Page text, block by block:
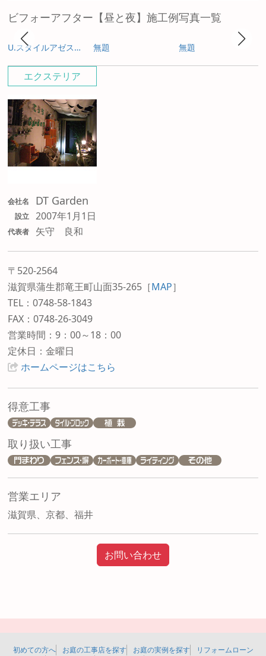
エクステリア
会社名 DT Garden
設立 2007年1月1日
代表者 矢守 良和
〒520-2564
滋賀県蒲生郡竜王町山面35-265 ［MAP］
TEL：0748-58-1843
FAX：0748-26-3049
営業時間：9：00～18：00
定休日：金曜日
ホームページはこちら
得意工事
取り扱い工事
営業エリア
滋賀県、京都、福井
お問い合わせ
ビフォーアフター【昼と夜】施工例写真一覧
U.スタイルアゼスト プレミアムタイプ 無題 無題
初めての方へ お庭の工事店を探す お庭の実例を探す
リフォームローン